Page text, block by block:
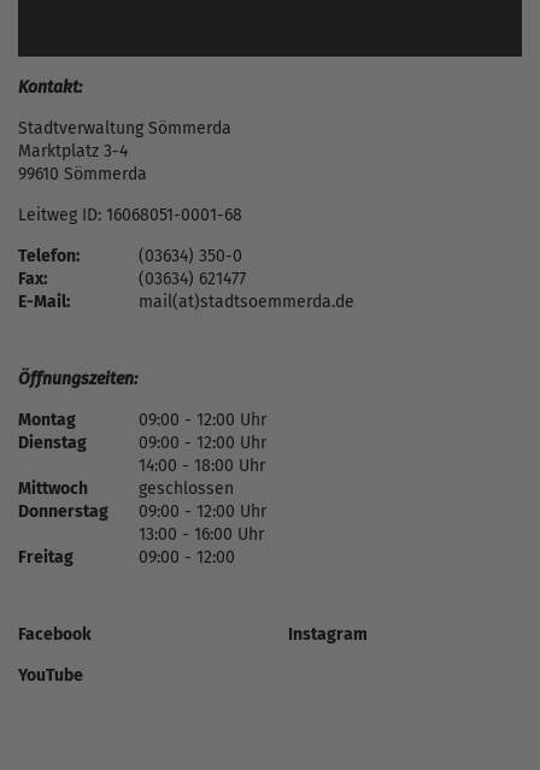
Kontakt:
Stadtverwaltung Sömmerda
Marktplatz 3-4
99610 Sömmerda
Leitweg ID: 16068051-0001-68
Telefon:
(03634) 350-0
Fax:
(03634) 621477
E-Mail:
mail(at)stadtsoemmerda.de
Öffnungszeiten:
Montag
09:00 - 12:00 Uhr
Dienstag
09:00 - 12:00 Uhr
14:00 - 18:00 Uhr
Mittwoch
geschlossen
Donnerstag
09:00 - 12:00 Uhr
13:00 - 16:00 Uhr
Freitag
09:00 - 12:00
Facebook
Instagram
YouTube